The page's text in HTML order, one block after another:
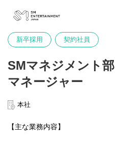
新卒採用 契約社員
SMマネジメント
マネージャー
本社
【主な業務内容】